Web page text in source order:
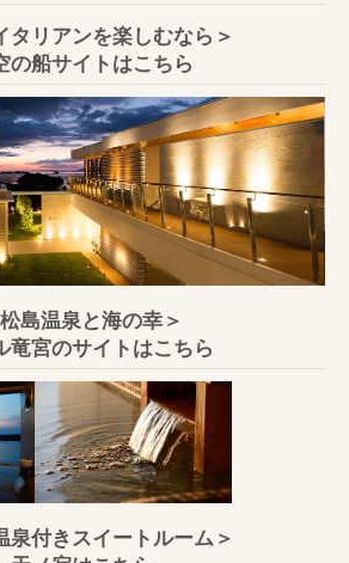
タリアンを楽しむなら＞
の船サイトはこちら
松島温泉と海の幸＞
竜宮のサイトはこちら
泉付きスイートルーム＞